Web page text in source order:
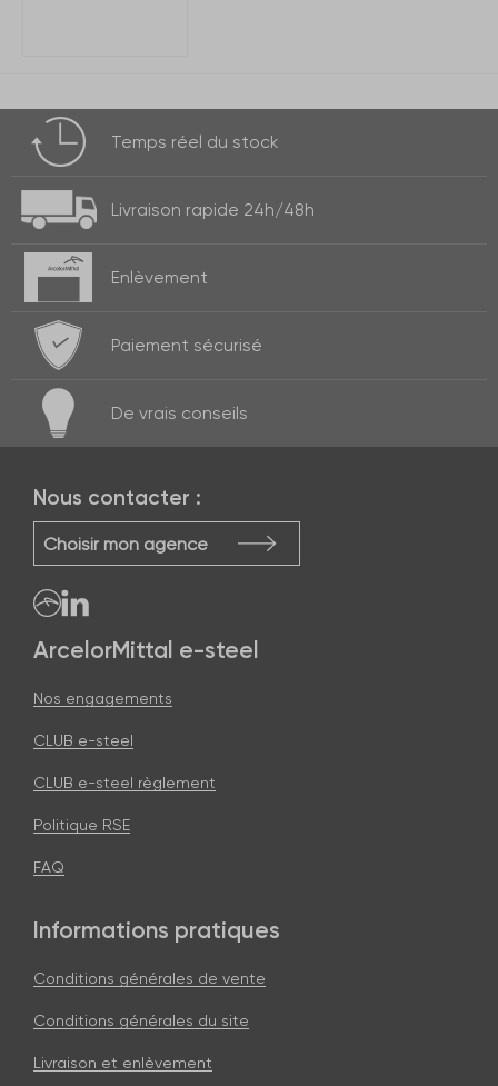
Temps réel du stock
Livraison rapide 24h/48h
Enlèvement
Paiement sécurisé
De vrais conseils
ArcelorMittal e-steel
Nos engagements
CLUB e-steel
CLUB e-steel règlement
Politique RSE
FAQ
Informations pratiques
Conditions générales de vente
Conditions générales du site
Livraison et enlèvement
Nous contacter :
Choisir mon agence